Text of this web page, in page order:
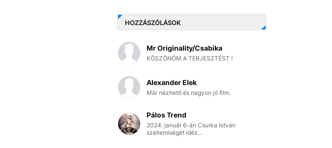
HOZZÁSZÓLÁSOK
Mr Originality/Csabika
KÖSZÖNÖM A TERJESZTÉST !
Alexander Elek
Már nézhető és nagyon jó film.
Pálos Trend
2024. január 6-án Csurka István
szellemiségét idéz...